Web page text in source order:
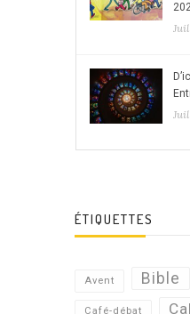
ÉTIQUETTES
Avent Bible
Café-débat